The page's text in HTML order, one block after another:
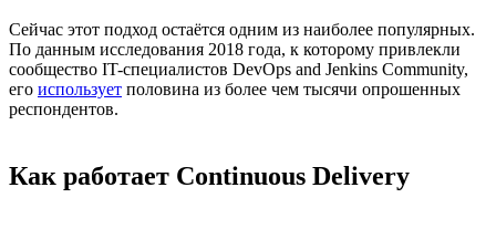
Сейчас этот подход остаётся одним из наиболее популярных.
По данным исследования 2018 года, к которому привлекли
сообщество IT-специалистов DevOps and Jenkins Community,
его использует половина из более чем тысячи опрошенных
респондентов.
Как работает Continuous Delivery